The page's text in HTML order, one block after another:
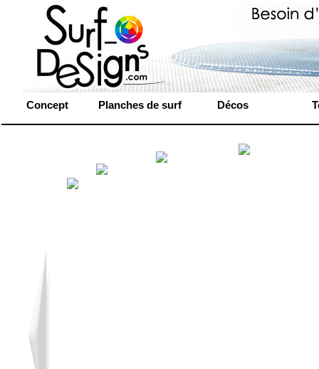
Concept Planches de surf Décos